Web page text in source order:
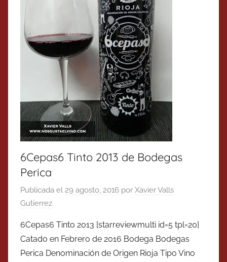
6Cepas6 Tinto 2013 de Bodegas
Perica
Publicada el 29 agosto, 2016 por Xavier Valls
Gutierrez
6Cepas6 Tinto 2013 [starreviewmulti id=5 tpl=20]
Catado en Febrero de 2016 Bodega Bodegas
Perica Denominación de Origen Rioja Tipo Vino